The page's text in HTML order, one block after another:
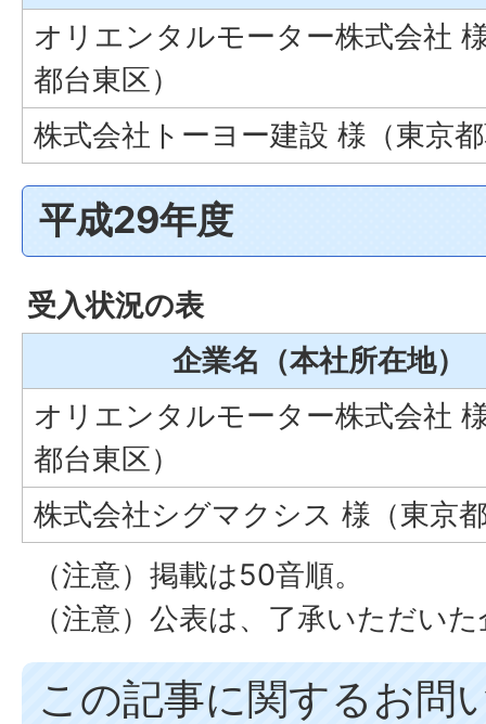
オリエンタルモーター株式会社
都台東区）
株式会社トーヨー建設 様（東京
平成29年度
受入状況の表
企業名（本社所在地）
オリエンタルモーター株式会社
都台東区）
株式会社シグマクシス 様（東京
（注意）掲載は50音順。
（注意）公表は、了承いただい
この記事に関するお問